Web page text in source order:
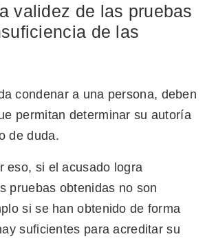
validez de las pruebas
de las
condenar a una persona, deben
permitan determinar su autoría
de duda.
eso, si el acusado logra
pruebas obtenidas no son
si se han obtenido de forma
suficientes para acreditar su